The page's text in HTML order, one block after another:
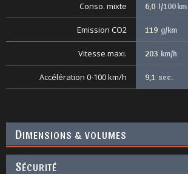
Conso. mixte 6,0 l/100 km
Emission CO2 119 g/km
Vitesse maxi. 203 km/h
Accélération 0-100 km/h 9,1 sec.
DIMENSIONS & VOLUMES
SÉCURITÉ